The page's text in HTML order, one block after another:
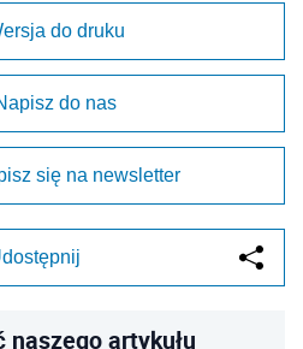
do druku
do nas
się na newsletter
naszego artykułu